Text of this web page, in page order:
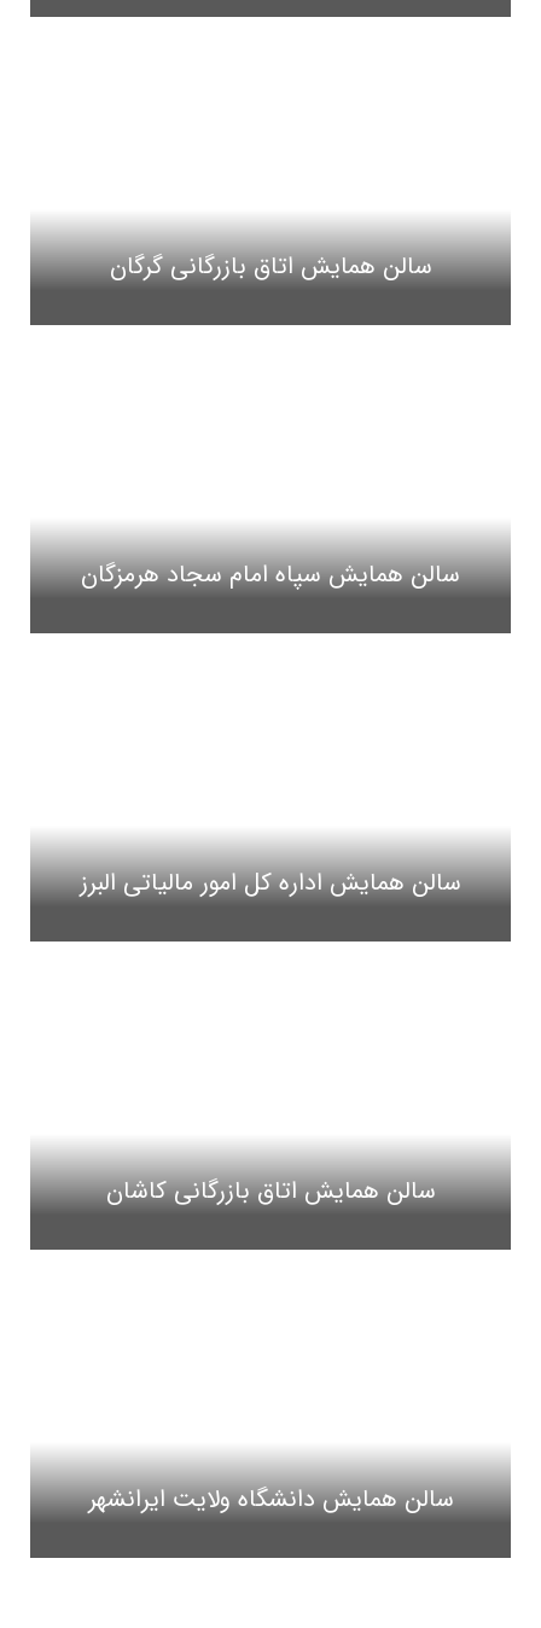
سالن همایش اتاق بازرگانی گرگان
سالن همایش سپاه امام سجاد هرمزگان
سالن همایش اداره کل امور مالیاتی البرز
سالن همایش اتاق بازرگانی کاشان
سالن همایش دانشگاه ولایت ایرانشهر